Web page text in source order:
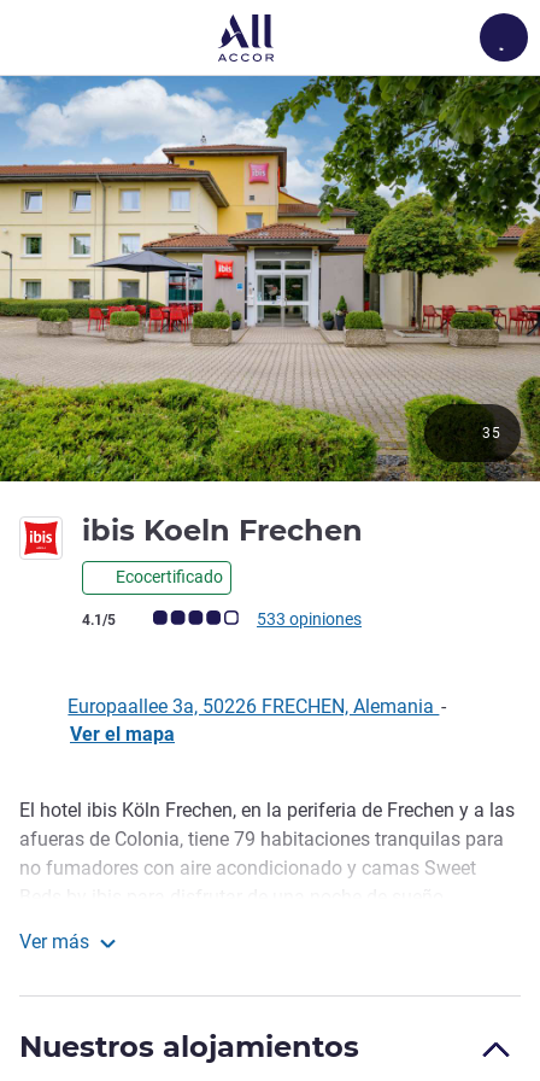
ibis Koeln Frechen
Ecocertificado
Nota de clientes de Avis (Clasificación de ALL)
4.1/5 533 opiniones
35
Europaallee 3a, 50226 FRECHEN, Alemania -
Ver el mapa
Descripción
El hotel ibis Köln Frechen, en la periferia de Frechen y a las
afueras de Colonia, tiene 79 habitaciones tranquilas para
no fumadores con aire acondicionado y camas Sweet
en todo el hotel. Nuestro bufé de desayuno diario ofrece
El bar del hotel está abierto 24/7 y le consentirá con el
Ver más
Nuestros alojamientos